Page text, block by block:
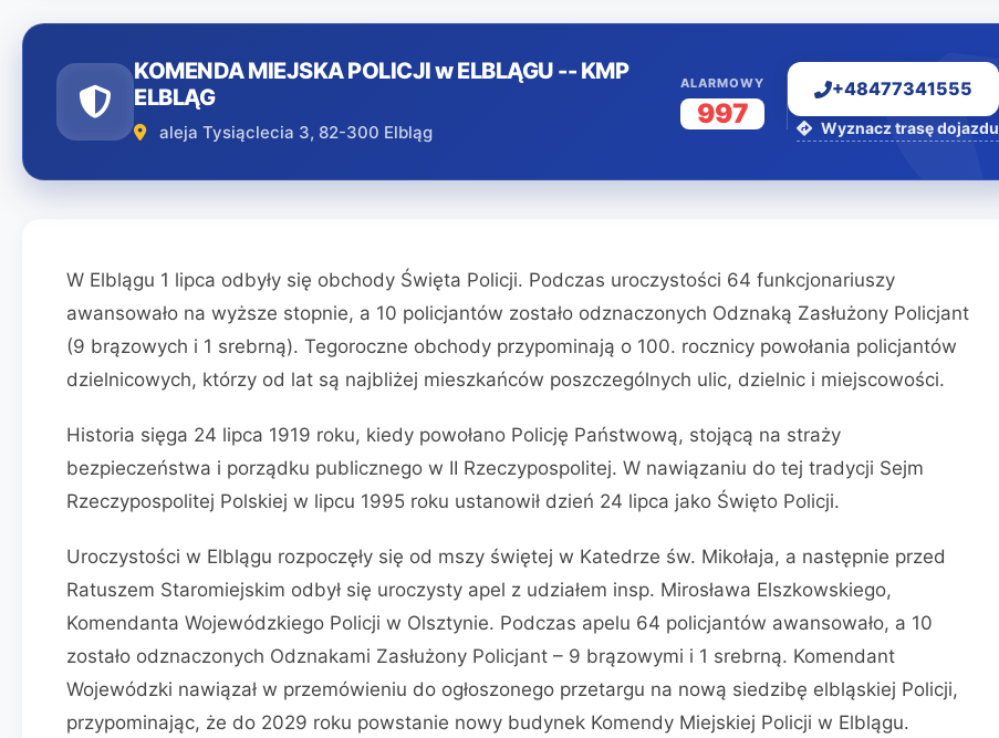
KOMENDA MIEJSKA POLICJI w ELBLĄGU -- KMP
ELBLĄG
aleja Tysiąclecia 3, 82-300 Elbląg
ALARMOWY
997
+48477341555
Wyznacz trasę dojazdu
W Elblągu 1 lipca odbyły się obchody Święta Policji. Podczas uroczystości 64 funkcjonariuszy
awansowało na wyższe stopnie, a 10 policjantów zostało odznaczonych Odznaką Zasłużony Policjant
(9 brązowych i 1 srebrną). Tegoroczne obchody przypominają o 100. rocznicy powołania policjantów
dzielnicowych, którzy od lat są najbliżej mieszkańców poszczególnych ulic, dzielnic i miejscowości.
Historia sięga 24 lipca 1919 roku, kiedy powołano Policję Państwową, stojącą na straży
bezpieczeństwa i porządku publicznego w II Rzeczypospolitej. W nawiązaniu do tej tradycji Sejm
Rzeczypospolitej Polskiej w lipcu 1995 roku ustanowił dzień 24 lipca jako Święto Policji.
Uroczystości w Elblągu rozpoczęły się od mszy świętej w Katedrze św. Mikołaja, a następnie przed
Ratuszem Staromiejskim odbył się uroczysty apel z udziałem insp. Mirosława Elszkowskiego,
Komendanta Wojewódzkiego Policji w Olsztynie. Podczas apelu 64 policjantów awansowało, a 10
zostało odznaczonych Odznakami Zasłużony Policjant – 9 brązowymi i 1 srebrną. Komendant
Wojewódzki nawiązał w przemówieniu do ogłoszonego przetargu na nową siedzibę elbląskiej Policji,
przypominając, że do 2029 roku powstanie nowy budynek Komendy Miejskiej Policji w Elblągu.